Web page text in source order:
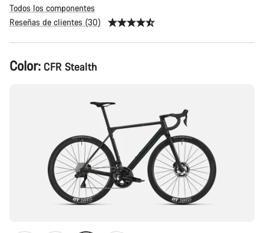
Todos los componentes
Reseñas de clientes (30)
Configuración
del
Color: CFR Stealth